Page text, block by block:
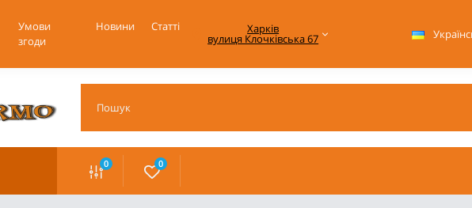
Умови
згоди
Новини Статті Харків
вулиця Клочківська 67
0 0